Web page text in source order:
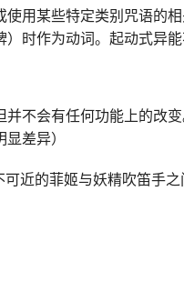
使用某些特定类别咒语的
时作为动词。起动式异
不会有任何功能上的改
差异）
近的菲姬与妖精吹笛手